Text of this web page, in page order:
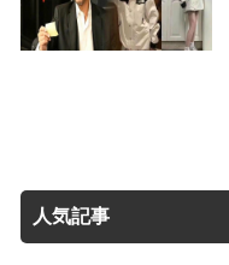
人気記事